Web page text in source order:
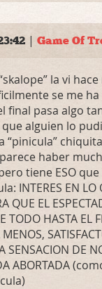
| Game Of
la vi
se me
final pasa algo
alguien lo
“pinicula”
haber
tiene ESO
INTERES EN LO
QUE EL
TODO HASTA EL
MENOS,
SENSACION DE
ABORTADA